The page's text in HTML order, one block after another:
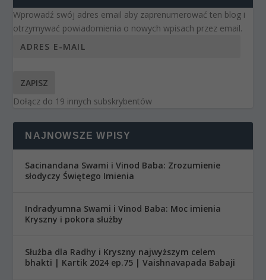
Wprowadź swój adres email aby zaprenumerować ten blog i
otrzymywać powiadomienia o nowych wpisach przez email.
ZAPISZ
Dołącz do 19 innych subskrybentów
NAJNOWSZE WPISY
Sacinandana Swami i Vinod Baba: Zrozumienie
słodyczy Świętego Imienia
Indradyumna Swami i Vinod Baba: Moc imienia
Kryszny i pokora służby
Służba dla Radhy i Kryszny najwyższym celem
bhakti | Kartik 2024 ep.75 | Vaishnavapada Babaji